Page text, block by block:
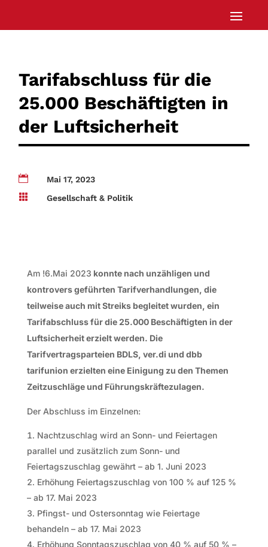
Tarifabschluss für die
25.000 Beschäftigten in
der Luftsicherheit

Mai 17, 2023

Gesellschaft & Politik
Am !6.Mai 2023 konnte nach unzähligen und
kontrovers geführten Tarifverhandlungen, die
teilweise auch mit Streiks begleitet wurden, ein
Tarifabschluss für die 25.000 Beschäftigten in der
Luftsicherheit erzielt werden. Die
Tarifvertragsparteien BDLS, ver.di und dbb
tarifunion erzielten eine Einigung zu den Themen
Zeitzuschläge und Führungskräftezulagen.
Der Abschluss im Einzelnen:
Nachtzuschlag wird an Sonn- und Feiertagen
parallel und zusätzlich zum Sonn- und
Feiertagszuschlag gewährt – ab 1. Juni 2023
Erhöhung Feiertagszuschlag von 100 % auf 125 %
– ab 17. Mai 2023
Pfingst- und Ostersonntag wie Feiertage
behandeln – ab 17. Mai 2023
Erhöhung Sonntagszuschlag von 40 % auf 50 % –